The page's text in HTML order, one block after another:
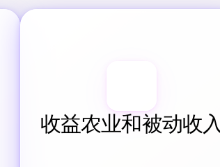
收益农业和被动收入